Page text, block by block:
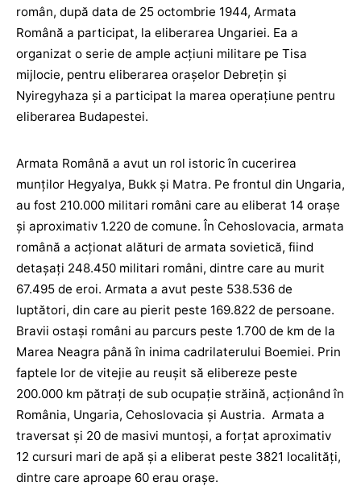
român, după data de 25 octombrie 1944, Armata
Română a participat, la eliberarea Ungariei. Ea a
organizat o serie de ample acţiuni militare pe Tisa
mijlocie, pentru eliberarea orașelor Debreţin şi
Nyiregyhaza şi a participat la marea operațiune pentru
eliberarea Budapestei.
Armata Română a avut un rol istoric în cucerirea
munților Hegyalya, Bukk şi Matra. Pe frontul din Ungaria,
au fost 210.000 militari români care au eliberat 14 oraşe
şi aproximativ 1.220 de comune. În Cehoslovacia, armata
română a acționat alături de armata sovietică, fiind
detașați 248.450 militari români, dintre care au murit
67.495 de eroi. Armata a avut peste 538.536 de
luptători, din care au pierit peste 169.822 de persoane.
Bravii ostași români au parcurs peste 1.700 de km de la
Marea Neagra până în inima cadrilaterului Boemiei. Prin
faptele lor de vitejie au reușit să elibereze peste
200.000 km pătraţi de sub ocupaţie străină, acționând în
România, Ungaria, Cehoslovacia și Austria. Armata a
traversat și 20 de masivi muntoşi, a forţat aproximativ
12 cursuri mari de apă şi a eliberat peste 3821 localităţi,
dintre care aproape 60 erau orașe.